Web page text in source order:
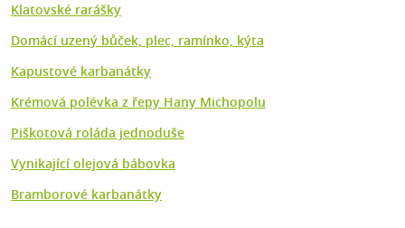
Klatovské rarášky
Domácí uzený bůček, plec, ramínko, kýta
Kapustové karbanátky
Krémová polévka z řepy Hany Michopolu
Piškotová roláda jednoduše
Vynikající olejová bábovka
Bramborové karbanátky